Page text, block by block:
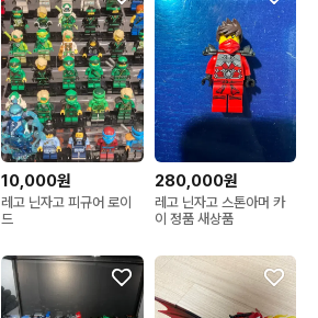
10,000원
레고 닌자고 피규어 로이
드
280,000원
레고 닌자고 스톤아머 카
이 정품 새상품